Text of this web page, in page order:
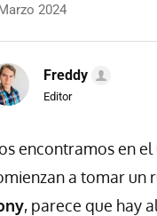
2024
Freddy
Editor
encontramos en
a tomar un
, parece que hay